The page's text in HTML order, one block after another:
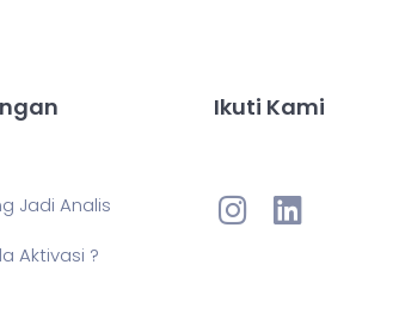
Jadi Analis
Aktivasi ?
Ikuti Kami